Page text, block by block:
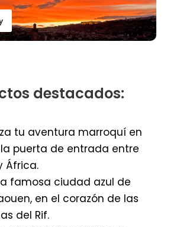
destacados:
tu aventura marroquí en
la puerta de entrada entre
África.
famosa ciudad azul de
en el corazón de las
del Rif.